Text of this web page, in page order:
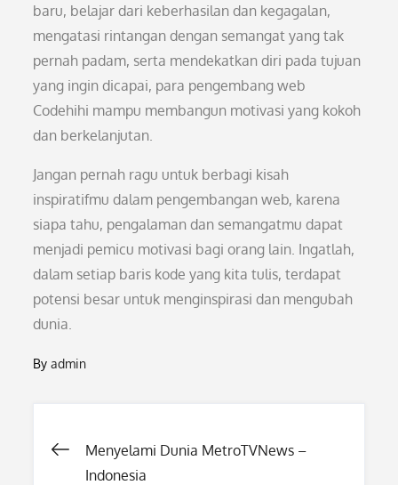
baru, belajar dari keberhasilan dan kegagalan,
mengatasi rintangan dengan semangat yang tak
pernah padam, serta mendekatkan diri pada tujuan
yang ingin dicapai, para pengembang web
Codehihi mampu membangun motivasi yang kokoh
dan berkelanjutan.
Jangan pernah ragu untuk berbagi kisah
inspiratifmu dalam pengembangan web, karena
siapa tahu, pengalaman dan semangatmu dapat
menjadi pemicu motivasi bagi orang lain. Ingatlah,
dalam setiap baris kode yang kita tulis, terdapat
potensi besar untuk menginspirasi dan mengubah
dunia.
Byadmin
Post
Menyelami Dunia MetroTVNews –
Indonesia